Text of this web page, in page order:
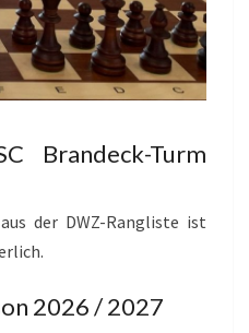
Brandeck-Turm
der DWZ-Rangliste ist
2026 / 2027